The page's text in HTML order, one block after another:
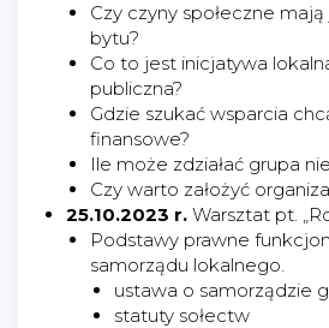
Czy czyny społeczne
bytu?
Co to jest inicjatywa
publiczna?
Gdzie szukać wsparcia
finansowe?
Ile może zdziałać grupa
Czy warto założyć
25.10.2023 r. Warsztat pt.
Podstawy prawne
samorządu lokalnego.
ustawa o samorządzie
statuty sołectw